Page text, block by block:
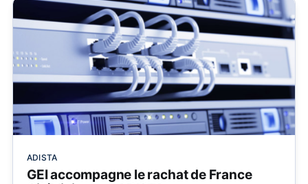
ADISTA
GEI accompagne le rachat de France